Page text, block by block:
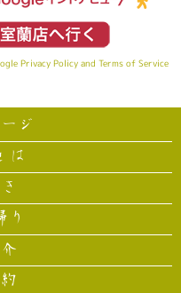
Privacy Policy and Terms of Service
ジ
は
り